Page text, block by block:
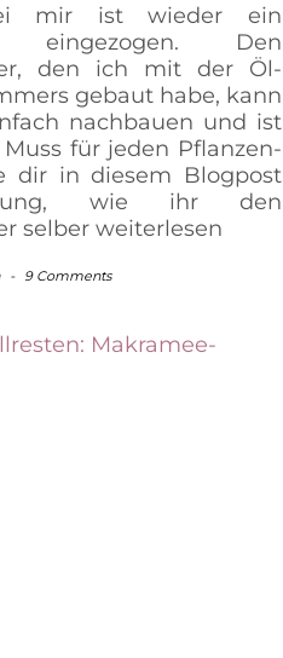
mir ist wieder ein
eingezogen. Den
den ich mit der Öl-
gebaut habe, kann
nachbauen und ist
für jeden Pflanzen-
dir in diesem Blogpost
wie ihr den
selber weiterlesen
- 9 Comments